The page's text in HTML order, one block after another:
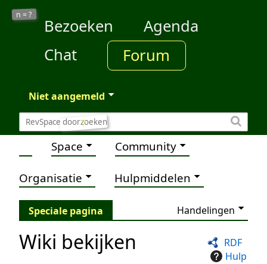
?
n =?
Bezoeken
Agenda
Chat
Forum
Niet aangemeld
Space Community
Organisatie Hulpmiddelen
Speciale pagina Handelingen
RDF
Hulp
Wiki bekijken